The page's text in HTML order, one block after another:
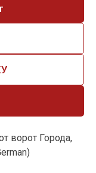
ворот Города,